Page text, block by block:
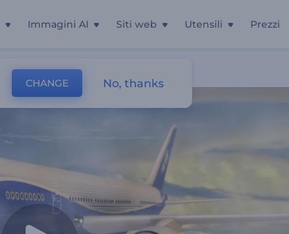
Immagini AI Siti web Utensili Prezzi
CHANGE No, thanks